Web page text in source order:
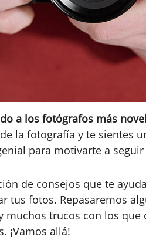
a los fotógrafos más
la fotografía y te sientes
para motivarte a
de consejos que te
tus fotos. Repasaremos
muchos trucos con los
¡Vamos allá!